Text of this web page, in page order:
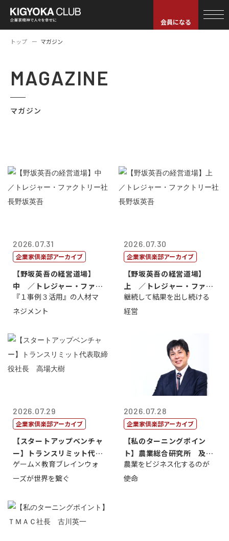
会員になる
トップ マガジン
MAGAZINE
マガジン
2026.07.31
企業家倶楽部アーカイブ
【野坂英吾の経営道場】
中 ／トレジャー・ファク
トリー社長野坂...
『１事例３活用』の人材マ
ネジメント
2026.07.30
企業家倶楽部アーカイブ
【野坂英吾の経営道場】
上 ／トレジャー・ファク
トリー社長野坂...
継続して結果を出し続ける
経営
2026.07.29
企業家倶楽部アーカイブ
【スタートアップベンチャ
ー】トランスリミット代表
取締役社長 ...
ゲーム×教育ブレインウォ
ーズが世界を繋ぐ
2026.07.28
企業家倶楽部アーカイブ
【私のターニングポイン
ト】農業総合研究所 及川
智正
農業をビジネス化するのが
使命